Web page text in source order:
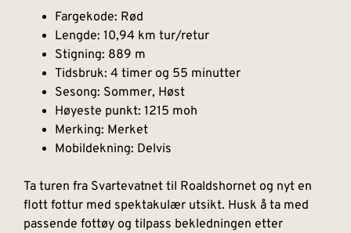
Fargekode: Rød
Lengde: 10,94 km tur/retur
Stigning: 889 m
Tidsbruk: 4 timer og 55 minutter
Sesong: Sommer, Høst
Høyeste punkt: 1215 moh
Merking: Merket
Mobildekning: Delvis
Ta turen fra Svartevatnet til Roaldshornet og nyt en
flott fottur med spektakulær utsikt. Husk å ta med
passende fottøy og tilpass bekledningen etter